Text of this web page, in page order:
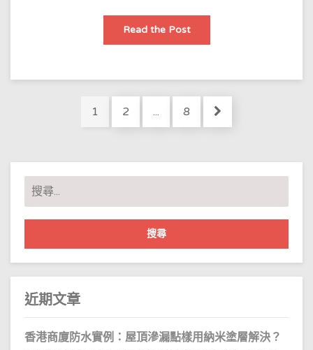
Read the Post香
市
疏
高
洗
司
–
港
公
Page
1 Page
2 ... Page
8
搜
尋
關
字:
近期文章
香港商廈防水實例：屋頂滲漏點樣用納米塗層解決？